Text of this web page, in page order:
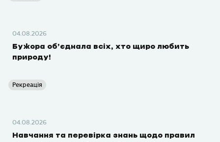
04.08.2026
Бужора об’єднала всіх, хто щиро любить
природу!
Рекреація
04.08.2026
Навчання та перевірка знань щодо правил